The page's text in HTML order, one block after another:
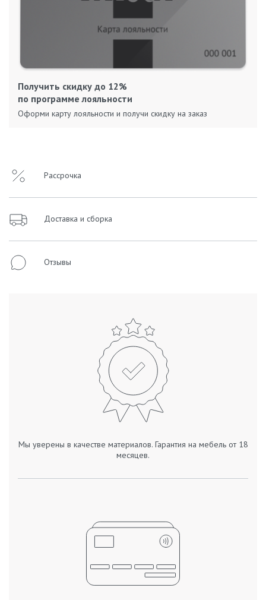
Получить скидку до 12%
по программе лояльности
Оформи карту лояльности и получи скидку на заказ
Рассрочка
Доставка и сборка
Отзывы
Мы уверены в качестве материалов. Гарантия на мебель от 18
месяцев.